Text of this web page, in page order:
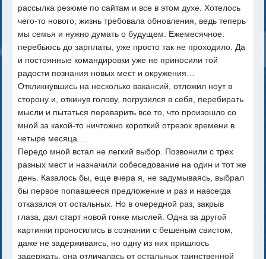
рассылка резюме по сайтам и все в этом духе. Хотелось
чего-то нового, жизнь требовала обновления, ведь теперь
мы семья и нужно думать о будущем. Ежемесячное:
перебьюсь до зарплаты, уже просто так не проходило. Да
и постоянные командировки уже не приносили той
радости познания новых мест и окружения…
Откликнувшись на несколько вакансий, отложил ноут в
сторону и, откинув голову, погрузился в себя, перебирать
мысли и пытаться переварить все то, что произошло со
мной за какой-то ничтожно короткий отрезок времени в
четыре месяца…
Передо мной встал не легкий выбор. Позвонили с трех
разных мест и назначили собеседование на один и тот же
день. Казалось бы, еще вчера я, не задумываясь, выбрал
бы первое попавшееся предложение и раз и навсегда
отказался от остальных. Но в очередной раз, закрыв
глаза, дал старт новой гонке мыслей. Одна за другой
картинки проносились в сознании с бешеным свистом,
даже не задерживаясь, но одну из них пришлось
задержать, она отличалась от остальных таинственной